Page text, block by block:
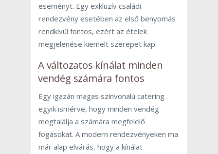
eseményt. Egy exkluzív családi
rendezvény esetében az első benyomás
rendkívül fontos, ezért az ételek
megjelenése kiemelt szerepet kap.
A változatos kínálat minden
vendég számára fontos
Egy igazán magas színvonalú catering
egyik ismérve, hogy minden vendég
megtalálja a számára megfelelő
fogásokat. A modern rendezvényeken ma
már alap elvárás, hogy a kínálat